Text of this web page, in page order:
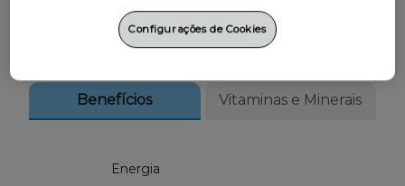
Benefícios Vitaminas e Minerais
Energia
Configurações de Cookies